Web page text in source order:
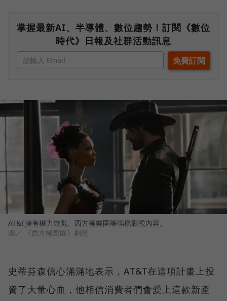
掌握最新AI、半導體、數位趨勢！訂閱《數位
時代》日報及社群活動訊息
AT&T擁有權力遊戲、西方極樂園等強檔影視內容。
圖／ 《西方極樂園》劇照
史蒂芬森信心滿滿地表示，AT&T在這項計畫上投
資了大量心血，他相信消費者們會愛上這款新產